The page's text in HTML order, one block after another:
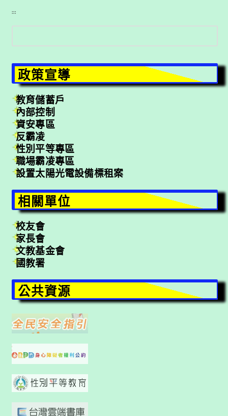
:::
搜
尋
政策宣導
教育儲蓄戶
內部控制
資安專區
反霸凌
性別平等專區
職場霸凌專區
設置太陽光電設備標租案
相關單位
校友會
家長會
文教基金會
國教署
公共資源